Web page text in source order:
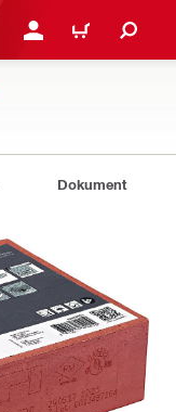
LOGGA IN ELLER
VARUKORG
Dokument